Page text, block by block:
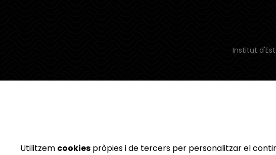
Institut
Utilitzem cookies pròpies i de tercers per personalitzar el